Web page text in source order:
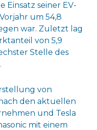
Einsatz seiner EV-
um 54,8
war. Zuletzt lag
von 5,9
Stelle des
von
den aktuellen
und Tesla
mit einem